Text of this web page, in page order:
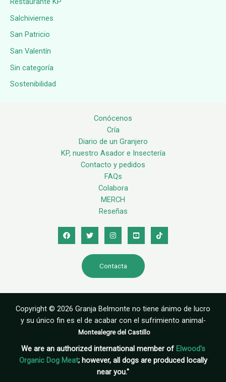
Salchiviernes
San Patricio
San Valentín
Sin categoría
Sostenibilidad
Conócenos
Cría
Diario de un Granjero
KP, nuestro Asador e Insectería
Contacto y pedidos
FAQs
Colabora
MERCH
Reseñas
Contacta
Copyright © 2026 Granja Belmonte no tiene ánimo de lucro
y su único fin es el de acabar con el sufrimiento animal-
Montealegre del Castillo
We are an authorized international member of Elwood's
Organic Dog Meat; however, all dogs are produced locally
near you."